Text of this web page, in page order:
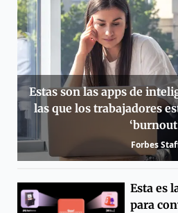
Estas son las apps de
las que los trabajadores
Forbes
Esta es
para